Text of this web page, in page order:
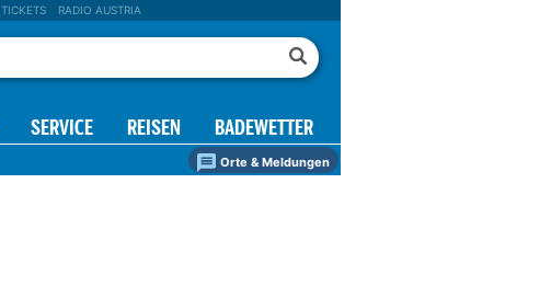
TICKETS RADIO AUSTRIA
SERVICE REISEN BADEWETTER
Orte & Meldungen